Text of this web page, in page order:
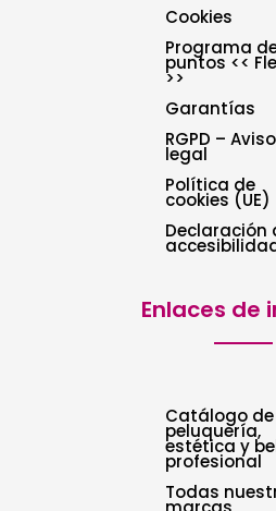
Cookies
Programa
puntos <<
>>
Garantías
RGPD – Aviso
legal
Política de
cookies (UE)
Declaración
Enlaces de
Catálogo de
peluquería,
estética y
profesional
Todas